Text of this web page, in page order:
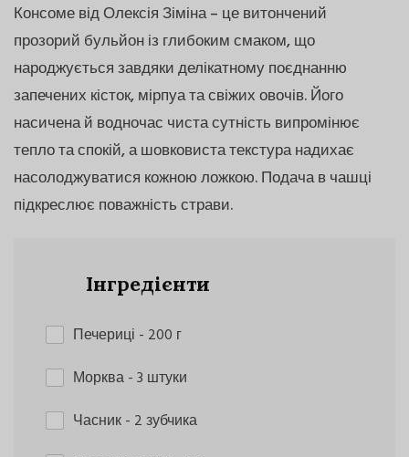
Консоме від Олексія Зіміна – це витончений
прозорий бульйон із глибоким смаком, що
народжується завдяки делікатному поєднанню
запечених кісток, мірпуа та свіжих овочів. Його
насичена й водночас чиста сутність випромінює
тепло та спокій, а шовковиста текстура надихає
насолоджуватися кожною ложкою. Подача в чашці
підкреслює поважність страви.
Інгредієнти
Печериці - 200 г
Морква- 3 штуки
Часник- 2 зубчика